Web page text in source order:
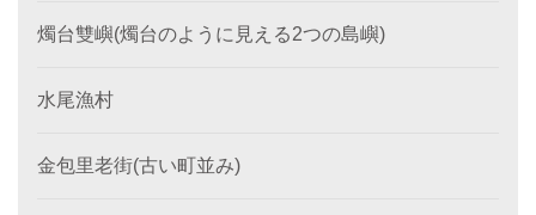
燭台雙嶼(燭台のように見える2つの島嶼)
水尾漁村
金包里老街(古い町並み)